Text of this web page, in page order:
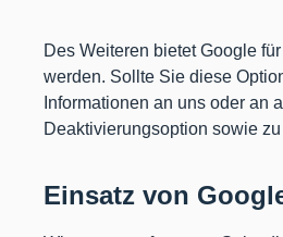
Des Weiteren bietet Google
werden. Sollte Sie diese
Informationen an uns oder an
Deaktivierungsoption sowie
Einsatz von